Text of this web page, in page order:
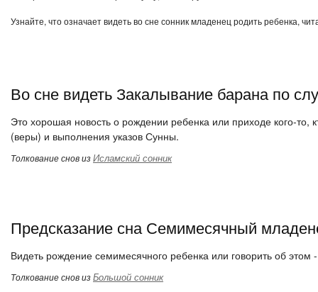
Узнайте, что означает видеть во сне сонник младенец родить ребенка,
Во сне видеть Закалывание барана по
Это хорошая новость о рождении ребенка или приходе кого-то,
(веры) и выполнения указов Сунны.
Толкование снов изИсламский сонник
Предсказание сна Семимесячный
Видеть рождение семимесячного ребенка или говорить об этом
Толкование снов изБольшой сонник